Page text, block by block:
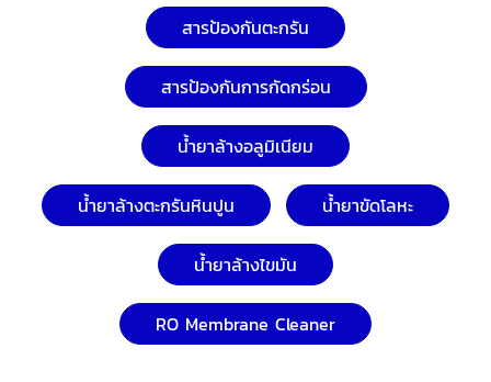
สารป้องกันตะกรัน
สารป้องกันการกัดกร่อน
น้ำยาล้างอลูมิเนียม
น้ำยาล้างตะกรันหินปูน น้ำยาขัดโลหะ
น้ำยาล้างไขมัน
RO Membrane Cleaner